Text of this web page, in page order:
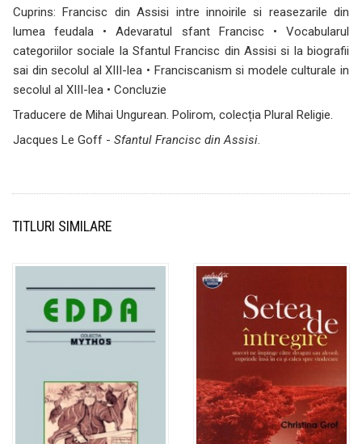
Cuprins: Francisc din Assisi intre innoirile si reasezarile din
lumea feudala • Adevaratul sfant Francisc • Vocabularul
categoriilor sociale la Sfantul Francisc din Assisi si la biografii
sai din secolul al XIII-lea • Franciscanism si modele culturale in
secolul al XIII-lea • Concluzie
Traducere de Mihai Ungurean. Polirom, colecția Plural Religie.
Jacques Le Goff - Sfantul Francisc din Assisi.
TITLURI SIMILARE